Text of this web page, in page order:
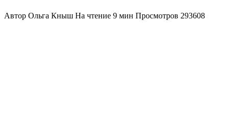
Автор Ольга Кныш На чтение 9 мин Просмотров 293608